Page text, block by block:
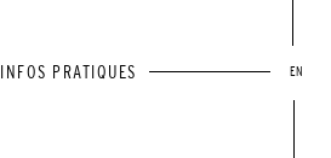
INFOS PRATIQUES EN